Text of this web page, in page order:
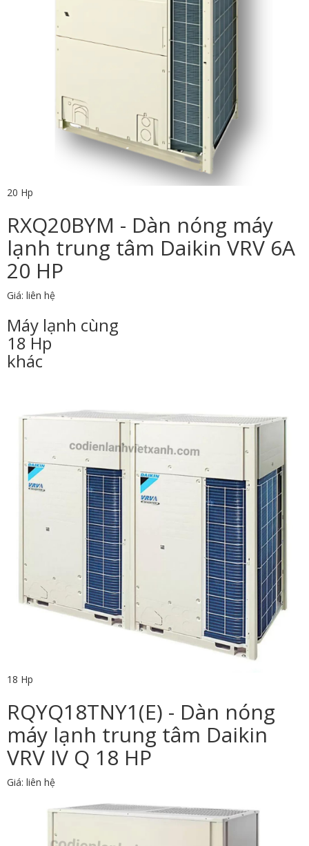
20 Hp
RXQ20BYM - Dàn nóng máy
lạnh trung tâm Daikin VRV 6A
20 HP
Giá: liên hệ
Máy lạnh cùng
18 Hp
khác
18 Hp
RQYQ18TNY1(E) - Dàn nóng
máy lạnh trung tâm Daikin
VRV IV Q 18 HP
Giá: liên hệ